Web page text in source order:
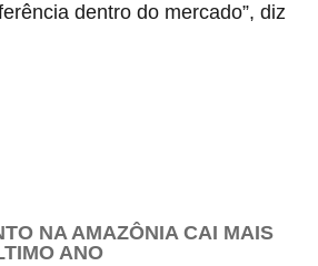
dentro do mercado”, diz
NA AMAZÔNIA CAI MAIS
ANO